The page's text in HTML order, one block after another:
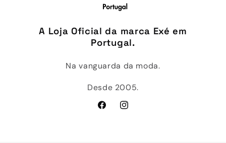
A Loja Oficial da marca Exé em
Portugal.
Na vanguarda da moda.
Desde 2005.
FacebookInstagram